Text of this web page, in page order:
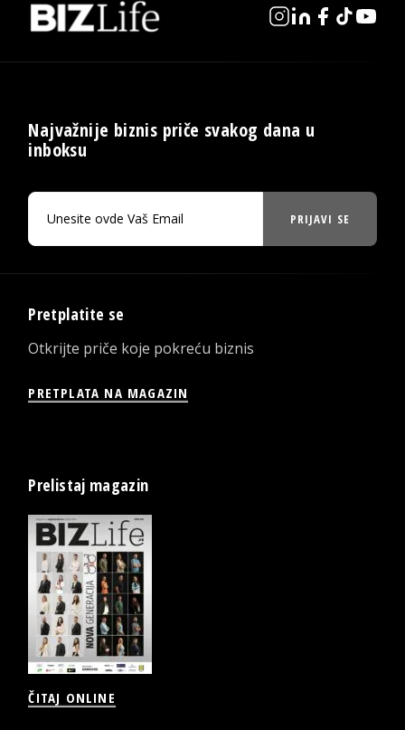
Najvažnije biznis priče svakog dana u
inboksu
PRIJAVI SE
Pretplatite se
Otkrijte priče koje pokreću biznis
PRETPLATA NA MAGAZIN
Prelistaj magazin
ČITAJ ONLINE